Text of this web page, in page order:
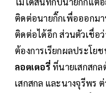
ติดต่อนายกิ๊กเพื่อออกม
ติดต่อได้อีก ส่วนตัวเชื่อ
ต้องการเรียกผลประโย
ลอตเตอรี่ ที่นายเสกสกล
เสกสกล และนางจุรีพร